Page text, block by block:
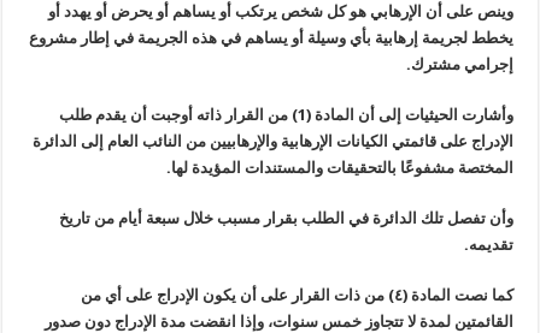
وينص على أن الإرهابي هو كل شخص يرتكب أو يساهم أو يحرض أو يهدد أو
يخطط لجريمة إرهابية بأي وسيلة أو يساهم في هذه الجريمة في إطار مشروع
إجرامي مشترك.
وأشارت الحيثيات إلى أن المادة (1) من القرار ذاته أوجبت أن يقدم طلب
الإدراج على قائمتي الكيانات الإرهابية والإرهابيين من النائب العام إلى الدائرة
المختصة مشفوعًا بالتحقيقات والمستندات المؤيدة لها.
وأن تفصل تلك الدائرة في الطلب بقرار مسبب خلال سبعة أيام من تاريخ
تقديمه.
كما نصت المادة (٤) من ذات القرار على أن يكون الإدراج على أي من
القائمتين لمدة لا تتجاوز خمس سنوات، وإذا انقضت مدة الإدراج دون صدور